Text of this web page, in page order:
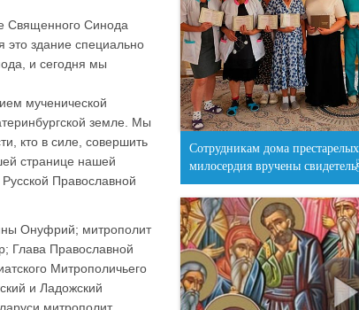
Священного Синода
это здание специально
и сегодня мы
мученической
земле. Мы
кто в силе, совершить
странице нашей
Православной
Онуфрий; митрополит
Глава Православной
Митрополичьего
и Ладожский
Сотрудникам дома
милосердия вручены